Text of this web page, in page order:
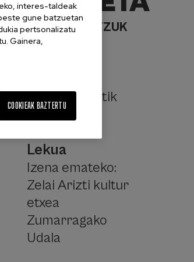
BESTE BATZUK
Ekainaren 1etik
Lekua
Izena emateko:
Zelai Arizti kultur
etxea
Zumarragako
Udala
interes-taldeak
gune batzuetan
pertsonalizatu
Gainera,
COOKIEAK BAZTERTU